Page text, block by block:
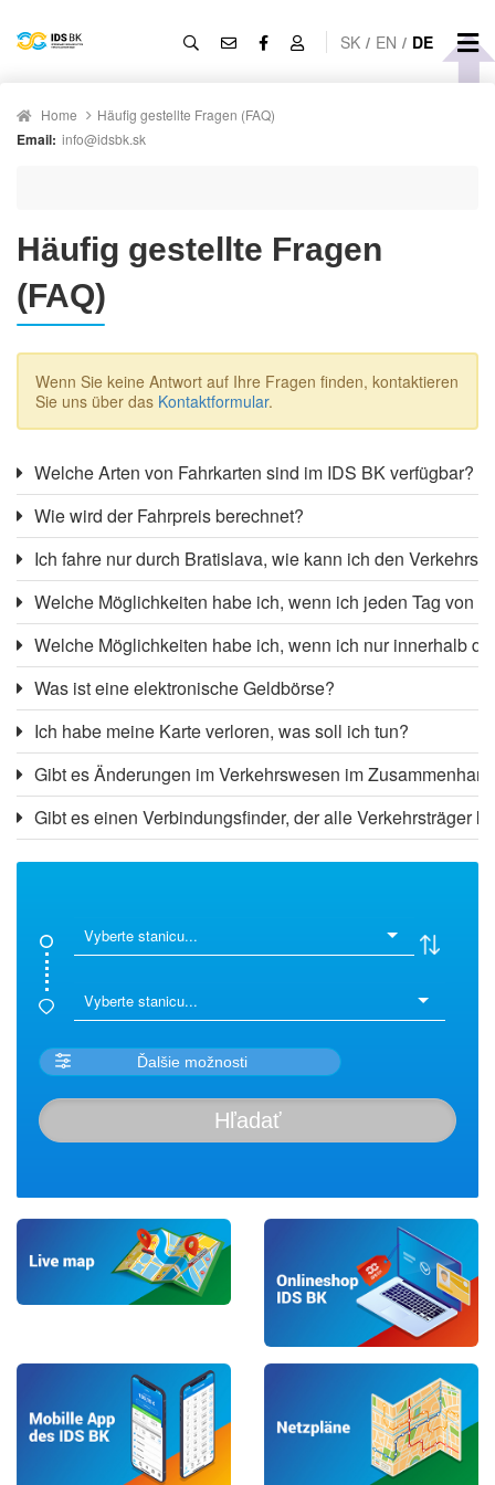
SK / EN / DE
Home Häufig gestellte Fragen (FAQ)
Email: info@idsbk.sk
Häufig gestellte Fragen
(FAQ)
Wenn Sie keine Antwort auf Ihre Fragen finden, kontaktieren
Sie uns über das Kontaktformular.
Welche Arten von Fahrkarten sind im IDS BK verfügbar?
Wie wird der Fahrpreis berechnet?
Ich fahre nur durch Bratislava, wie kann ich den
Welche Möglichkeiten habe ich, wenn ich jeden Tag von
Welche Möglichkeiten habe ich, wenn ich nur innerhalb
Was ist eine elektronische Geldbörse?
Ich habe meine Karte verloren, was soll ich tun?
Gibt es Änderungen im Verkehrswesen im
Gibt es einen Verbindungsfinder, der alle Verkehrsträger